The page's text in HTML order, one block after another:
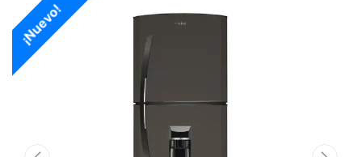
¡Nuevo!